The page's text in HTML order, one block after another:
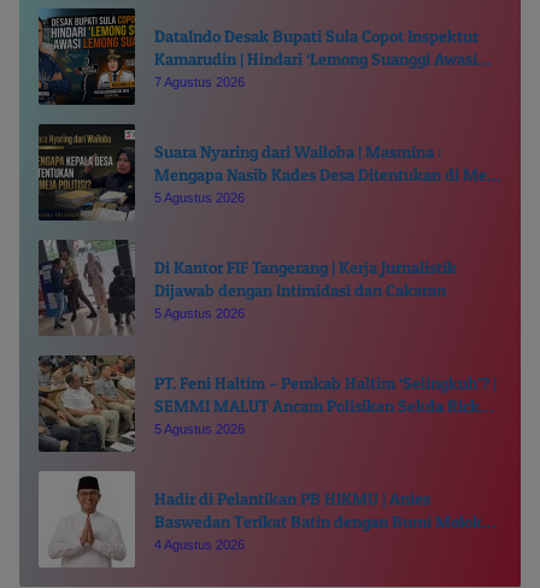
DataIndo Desak Bupati Sula Copot Inspektur
Kamarudin | Hindari ‘Lemong Suanggi Awasi
Lemong Suanggi’
7 Agustus 2026
Suara Nyaring dari Wailoba | Masmina :
Mengapa Nasib Kades Desa Ditentukan di Meja
Politisi?
5 Agustus 2026
Di Kantor FIF Tangerang | Kerja Jurnalistik
Dijawab dengan Intimidasi dan Cakaran
5 Agustus 2026
PT. Feni Haltim – Pemkab Haltim ‘Selingkuh’? |
SEMMI MALUT Ancam Polisikan Sekda Ricky
Chairul Richfat
5 Agustus 2026
Hadir di Pelantikan PB HIKMU | Anies
Baswedan Terikat Batin dengan Bumi Moloku
Kie Raha
4 Agustus 2026